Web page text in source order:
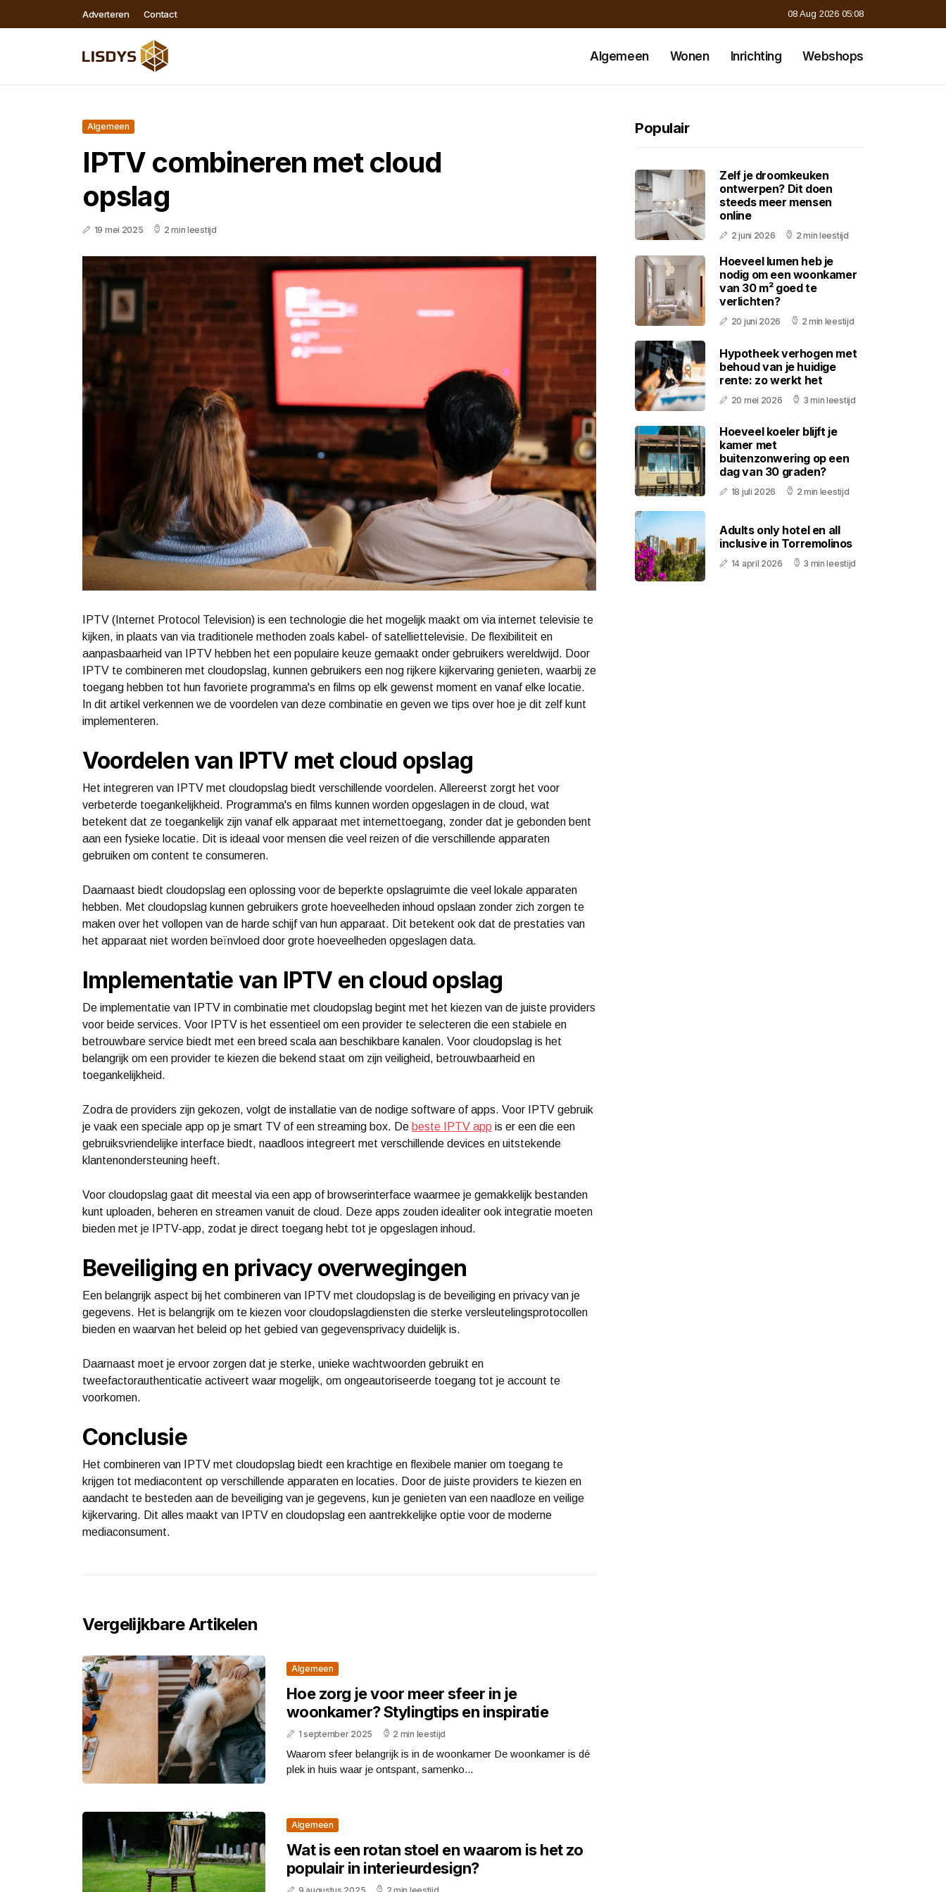
Adverteren Contact 08 Aug 2026 05:08
Algemeen Wonen Inrichting Webshops
Algemeen
IPTV combineren met cloud
opslag
19 mei 2025 2 min leestijd
IPTV (Internet Protocol Television) is een technologie die het mogelijk maakt om via internet televisie te
kijken, in plaats van via traditionele methoden zoals kabel- of satelliettelevisie. De flexibiliteit en
aanpasbaarheid van IPTV hebben het een populaire keuze gemaakt onder gebruikers wereldwijd. Door
IPTV te combineren met cloudopslag, kunnen gebruikers een nog rijkere kijkervaring genieten, waarbij ze
toegang hebben tot hun favoriete programma's en films op elk gewenst moment en vanaf elke locatie.
In dit artikel verkennen we de voordelen van deze combinatie en geven we tips over hoe je dit zelf kunt
implementeren.
Voordelen van IPTV met cloud opslag
Het integreren van IPTV met cloudopslag biedt verschillende voordelen. Allereerst zorgt het voor
verbeterde toegankelijkheid. Programma's en films kunnen worden opgeslagen in de cloud, wat
betekent dat ze toegankelijk zijn vanaf elk apparaat met internettoegang, zonder dat je gebonden bent
aan een fysieke locatie. Dit is ideaal voor mensen die veel reizen of die verschillende apparaten
gebruiken om content te consumeren.
Daarnaast biedt cloudopslag een oplossing voor de beperkte opslagruimte die veel lokale apparaten
hebben. Met cloudopslag kunnen gebruikers grote hoeveelheden inhoud opslaan zonder zich zorgen te
maken over het vollopen van de harde schijf van hun apparaat. Dit betekent ook dat de prestaties van
het apparaat niet worden beïnvloed door grote hoeveelheden opgeslagen data.
Implementatie van IPTV en cloud opslag
De implementatie van IPTV in combinatie met cloudopslag begint met het kiezen van de juiste providers
voor beide services. Voor IPTV is het essentieel om een provider te selecteren die een stabiele en
betrouwbare service biedt met een breed scala aan beschikbare kanalen. Voor cloudopslag is het
belangrijk om een provider te kiezen die bekend staat om zijn veiligheid, betrouwbaarheid en
toegankelijkheid.
Zodra de providers zijn gekozen, volgt de installatie van de nodige software of apps. Voor IPTV gebruik
je vaak een speciale app op je smart TV of een streaming box. De beste IPTV app is er een die een
gebruiksvriendelijke interface biedt, naadloos integreert met verschillende devices en uitstekende
klantenondersteuning heeft.
Voor cloudopslag gaat dit meestal via een app of browserinterface waarmee je gemakkelijk bestanden
kunt uploaden, beheren en streamen vanuit de cloud. Deze apps zouden idealiter ook integratie moeten
bieden met je IPTV-app, zodat je direct toegang hebt tot je opgeslagen inhoud.
Beveiliging en privacy overwegingen
Een belangrijk aspect bij het combineren van IPTV met cloudopslag is de beveiliging en privacy van je
gegevens. Het is belangrijk om te kiezen voor cloudopslagdiensten die sterke versleutelingsprotocollen
bieden en waarvan het beleid op het gebied van gegevensprivacy duidelijk is.
Daarnaast moet je ervoor zorgen dat je sterke, unieke wachtwoorden gebruikt en
tweefactorauthenticatie activeert waar mogelijk, om ongeautoriseerde toegang tot je account te
voorkomen.
Conclusie
Het combineren van IPTV met cloudopslag biedt een krachtige en flexibele manier om toegang te
krijgen tot mediacontent op verschillende apparaten en locaties. Door de juiste providers te kiezen en
aandacht te besteden aan de beveiliging van je gegevens, kun je genieten van een naadloze en veilige
kijkervaring. Dit alles maakt van IPTV en cloudopslag een aantrekkelijke optie voor de moderne
mediaconsument.
Vergelijkbare Artikelen
Algemeen
Hoe zorg je voor meer sfeer in je
woonkamer? Stylingtips en inspiratie
1 september 2025 2 min leestijd
Waarom sfeer belangrijk is in de woonkamer De woonkamer is dé
plek in huis waar je ontspant, samenko...
Algemeen
Wat is een rotan stoel en waarom is het zo
populair in interieurdesign?
9 augustus 2025 2 min leestijd
Populair
Zelf je droomkeuken
ontwerpen? Dit doen
steeds meer mensen
online
2 juni 2026 2 min leestijd
Hoeveel lumen heb je
nodig om een woonkamer
van 30 m² goed te
verlichten?
20 juni 2026 2 min leestijd
Hypotheek verhogen met
behoud van je huidige
rente: zo werkt het
20 mei 2026 3 min leestijd
Hoeveel koeler blijft je
kamer met
buitenzonwering op een
dag van 30 graden?
18 juli 2026 2 min leestijd
Adults only hotel en all
inclusive in Torremolinos
14 april 2026 3 min leestijd